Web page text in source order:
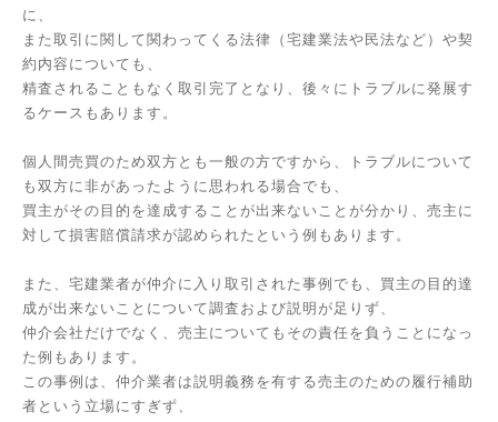
に、
また取引に関して関わってくる法律（宅建業法や民法など）や契
約内容についても、
精査されることもなく取引完了となり、後々にトラブルに発展す
るケースもあります。
個人間売買のため双方とも一般の方ですから、トラブルについて
も双方に非があったように思われる場合でも、
買主がその目的を達成することが出来ないことが分かり、売主に
対して損害賠償請求が認められたという例もあります。
また、宅建業者が仲介に入り取引された事例でも、買主の目的達
成が出来ないことについて調査および説明が足りず、
仲介会社だけでなく、売主についてもその責任を負うことになっ
た例もあります。
この事例は、仲介業者は説明義務を有する売主のための履行補助
者という立場にすぎず、